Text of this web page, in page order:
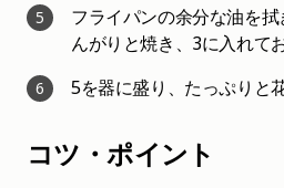
5
フライパンの余分な油を
んがりと焼き、3に入れて
6 5を器に盛り、たっぷりと
コツ・ポイント